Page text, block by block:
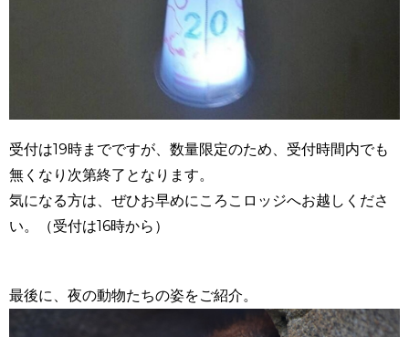
受付は19時までですが、数量限定のため、受付時間内でも
無くなり次第終了となります。
気になる方は、ぜひお早めにころこロッジへお越しくださ
い。（受付は16時から）
最後に、夜の動物たちの姿をご紹介。